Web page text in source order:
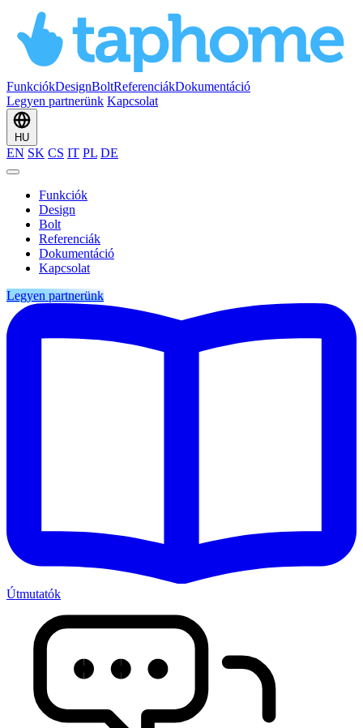
FunkciókDesignBoltReferenciákDokumentáció
Legyen partnerünk Kapcsolat
HU
EN SK CS IT PL DE
Funkciók
Design
Bolt
Referenciák
Dokumentáció
Kapcsolat
Legyen partnerünk
Útmutatók